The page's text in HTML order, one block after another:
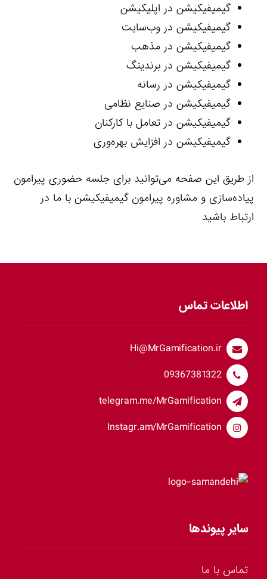
گیمیفیکیشن در اپلیکیشن
گیمیفیکیشن در وب‌سایت
گیمیفیکیشن در مذهب
گیمیفیکیشن در برندینگ
گیمیفیکیشن در رسانه
گیمیفیکیشن در صنایع نظامی
گیمیفیکیشن در تعامل با کارکنان
گیمیفیکیشن در افزایش بهره‌وری
از طریق این صفحه می‌توانید برای جلسه حضوری پیرامون
پیاده‌سازی و مشاوره پیرامونگیمیفیکیشن با ما در
ارتباط باشید
اطلاعات تماس
Hi@MrGamification.ir
09367381322
telegram.me/MrGamification
Instagr.am/MrGamification
سایر پیوندها
تماس با ما